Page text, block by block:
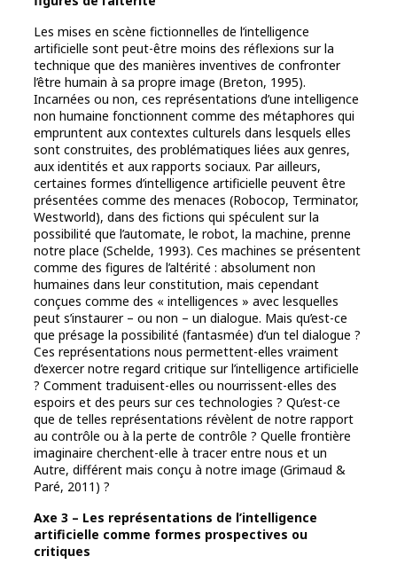
Les mises en scène fictionnelles de l’intelligence
artificielle sont peut-être moins des réflexions sur la
technique que des manières inventives de confronter
l’être humain à sa propre image (Breton, 1995).
Incarnées ou non, ces représentations d’une intelligence
non humaine fonctionnent comme des métaphores qui
empruntent aux contextes culturels dans lesquels elles
sont construites, des problématiques liées aux genres,
aux identités et aux rapports sociaux. Par ailleurs,
certaines formes d’intelligence artificielle peuvent être
présentées comme des menaces (Robocop, Terminator,
Westworld), dans des fictions qui spéculent sur la
possibilité que l’automate, le robot, la machine, prenne
notre place (Schelde, 1993). Ces machines se présentent
comme des figures de l’altérité : absolument non
humaines dans leur constitution, mais cependant
conçues comme des « intelligences » avec lesquelles
peut s’instaurer – ou non – un dialogue. Mais qu’est-ce
que présage la possibilité (fantasmée) d’un tel dialogue ?
Ces représentations nous permettent-elles vraiment
d’exercer notre regard critique sur l’intelligence artificielle
? Comment traduisent-elles ou nourrissent-elles des
espoirs et des peurs sur ces technologies ? Qu’est-ce
que de telles représentations révèlent de notre rapport
au contrôle ou à la perte de contrôle ? Quelle frontière
imaginaire cherchent-elle à tracer entre nous et un
Autre, différent mais conçu à notre image (Grimaud &
Paré, 2011) ?
Axe 3 – Les représentations de l’intelligence
artificielle comme formes prospectives ou
critiques